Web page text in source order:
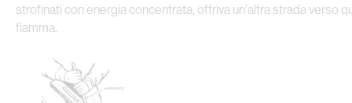
strofinati con energia concentrata, offriva un'altra strada verso
fiamma.